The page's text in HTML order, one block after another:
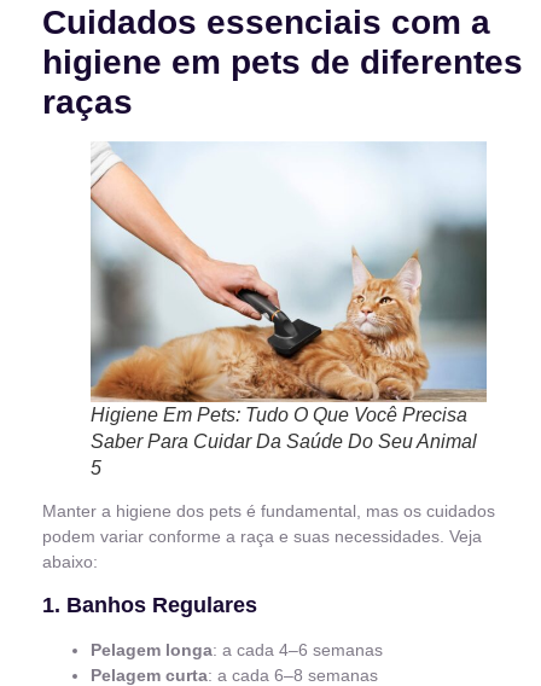
Cuidados essenciais com a
higiene em pets de diferentes
raças
Higiene Em Pets: Tudo O Que Você Precisa
Saber Para Cuidar Da Saúde Do Seu Animal
5
Manter a higiene dos pets é fundamental, mas os cuidados
podem variar conforme a raça e suas necessidades. Veja
abaixo:
1. Banhos Regulares
Pelagem longa: a cada 4–6 semanas
Pelagem curta: a cada 6–8 semanas